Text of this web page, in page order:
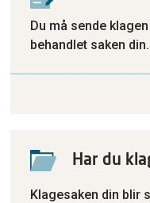
Du må sende
behandlet saken din.
Har du
Klagesaken din blir